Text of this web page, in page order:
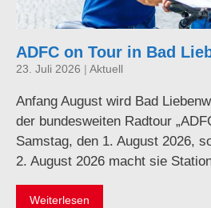
ADFC on Tour in Bad
23. Juli 2026 Aktuell
Anfang August wird Bad
der bundesweiten Radtour
Samstag, den 1. August 2026,
2. August 2026 macht sie
Weiterlesen